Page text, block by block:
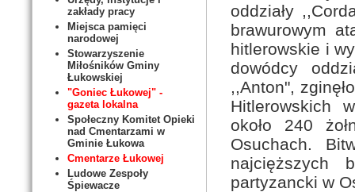
zakłady pracy
Miejsca pamięci
narodowej
Stowarzyszenie
Miłośników Gminy
Łukowskiej
"Goniec Łukowej" -
gazeta lokalna
Społeczny Komitet Opieki
nad Cmentarzami w
Gminie Łukowa
Cmentarze Łukowej
Ludowe Zespoły
Śpiewacze
oddziały
brawurowym
hitlerowskie i
dowódcy
,,Anton",
Hitlerowskich
około 240
Osuchach.
najcięższych
partyzancki w